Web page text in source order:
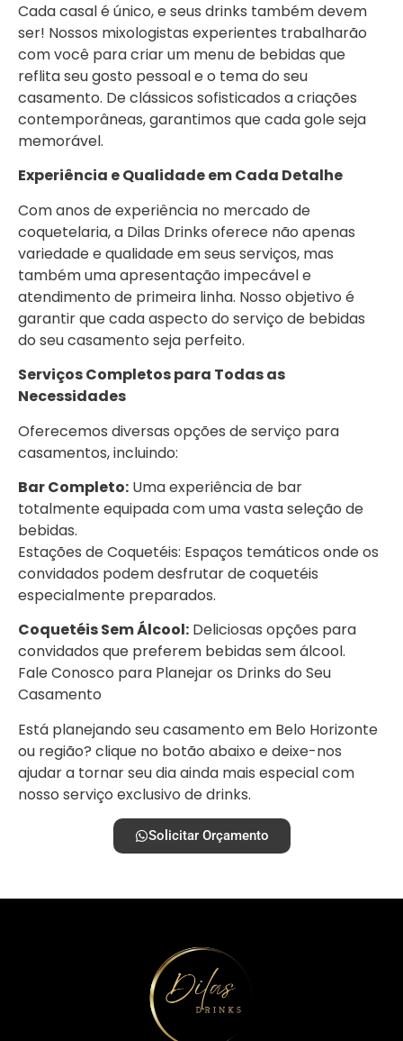
Cada casal é único, e seus drinks também devem
ser! Nossos mixologistas experientes trabalharão
com você para criar um menu de bebidas que
reflita seu gosto pessoal e o tema do seu
casamento. De clássicos sofisticados a criações
contemporâneas, garantimos que cada gole seja
memorável.
Experiência e Qualidade em Cada Detalhe
Com anos de experiência no mercado de
coquetelaria, a Dilas Drinks oferece não apenas
variedade e qualidade em seus serviços, mas
também uma apresentação impecável e
atendimento de primeira linha. Nosso objetivo é
garantir que cada aspecto do serviço de bebidas
do seu casamento seja perfeito.
Serviços Completos para Todas as
Necessidades
Oferecemos diversas opções de serviço para
casamentos, incluindo:
Bar Completo: Uma experiência de bar
totalmente equipada com uma vasta seleção de
bebidas.
Estações de Coquetéis: Espaços temáticos onde os
convidados podem desfrutar de coquetéis
especialmente preparados.
Coquetéis Sem Álcool: Deliciosas opções para
convidados que preferem bebidas sem álcool.
Fale Conosco para Planejar os Drinks do Seu
Casamento
Está planejando seu casamento em Belo Horizonte
ou região? clique no botão abaixo e deixe-nos
ajudar a tornar seu dia ainda mais especial com
nosso serviço exclusivo de drinks.
Solicitar Orçamento